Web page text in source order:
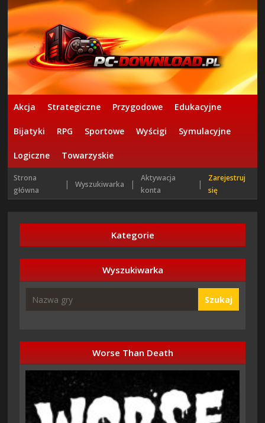
Akcja Strategiczne Przygodowe Edukacyjne
Bijatyki RPG Sportowe Wyścigi Symulacyjne
Logiczne Towarzyskie
Strona
główna
| Wyszukiwarka |
Aktywacja
konta
|
Zarejestruj
się
Kategorie
Wyszukiwarka
Szukaj
Worse Than Death